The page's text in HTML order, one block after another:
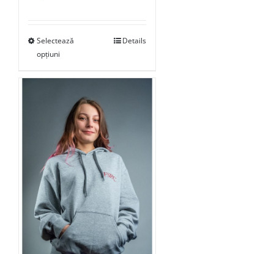
Selectează
opțiuni
Details